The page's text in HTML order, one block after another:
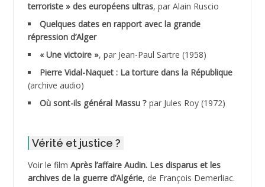
ADDALA Boualem*
ADDANE
ADDECHE Rachid
ADELIOUAT Vve AIT SAADA
ADJANI Khaled
terroriste » des européens ultras, par Alain Ruscio
Quelques dates en rapport avec la grande
répression d’Alger
« Une victoire », par Jean-Paul Sartre (1958)
Pierre Vidal-Naquet : La torture dans la République
(archive audio)
Où sont-ils général Massu ? par Jules Roy (1972)
Vérité et justice ?
Voir le film Après l’affaire Audin. Les disparus et les
archives de la guerre d’Algérie, de François Demerliac.